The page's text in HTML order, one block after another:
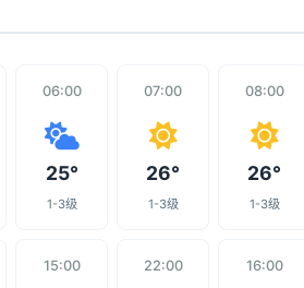
06:00
25°
1-3级
07:00
26°
1-3级
08:00
26°
1-3级
15:00 22:00 16:00